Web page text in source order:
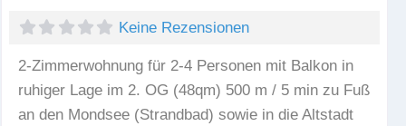
Keine Rezensionen
2-Zimmerwohnung für 2-4 Personen mit Balkon in
ruhiger Lage im 2. OG (48qm) 500 m / 5 min zu Fuß
an den Mondsee (Strandbad) sowie in die Altstadt